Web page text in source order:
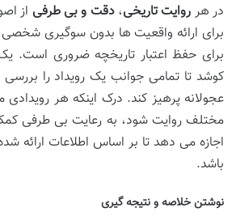
در هر روایت تاریخی،دقت و بی طرفی از
برای ارائه واقعیت ها بدون سوگیری
برای حفظ اعتبار تاریخچه ضروری است.
کوشد تا تمامی جوانب یک رویداد را
عجولانه پرهیز کند. درک اینکه هر رویدادی
مختلف روایت شود، به رعایت بی طرفی
اجازه می دهد تا بر اساس اطلاعات ارائه
باشد.
نوشتن خلاصه و نتیجه گیری